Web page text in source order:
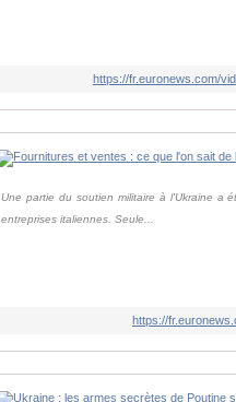
https://fr.euronews.com/
Une partie du soutien militaire à l'Ukraine a
entreprises italiennes. Seule...
https://